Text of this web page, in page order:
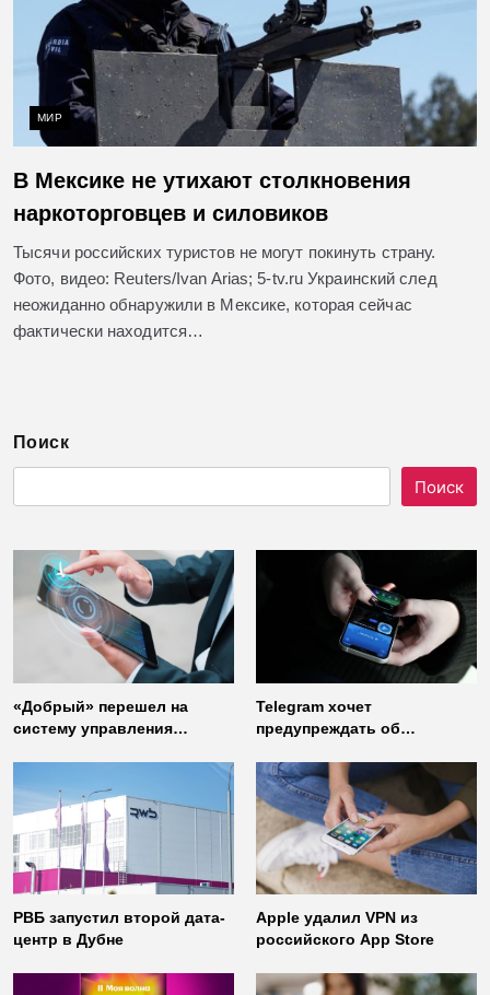
МИР
В Мексике не утихают столкновения
наркоторговцев и силовиков
Тысячи российских туристов не могут покинуть страну.
Фото, видео: Reuters/Ivan Arias; 5-tv.ru Украинский след
неожиданно обнаружили в Мексике, которая сейчас
фактически находится…
Поиск
Поиск
«Добрый» перешел на
систему управления
Telegram хочет
предупреждать об
неофициальных клиентов
мессенджера
РВБ запустил второй дата-
центр в Дубне
Apple удалил VPN из
российского App Store